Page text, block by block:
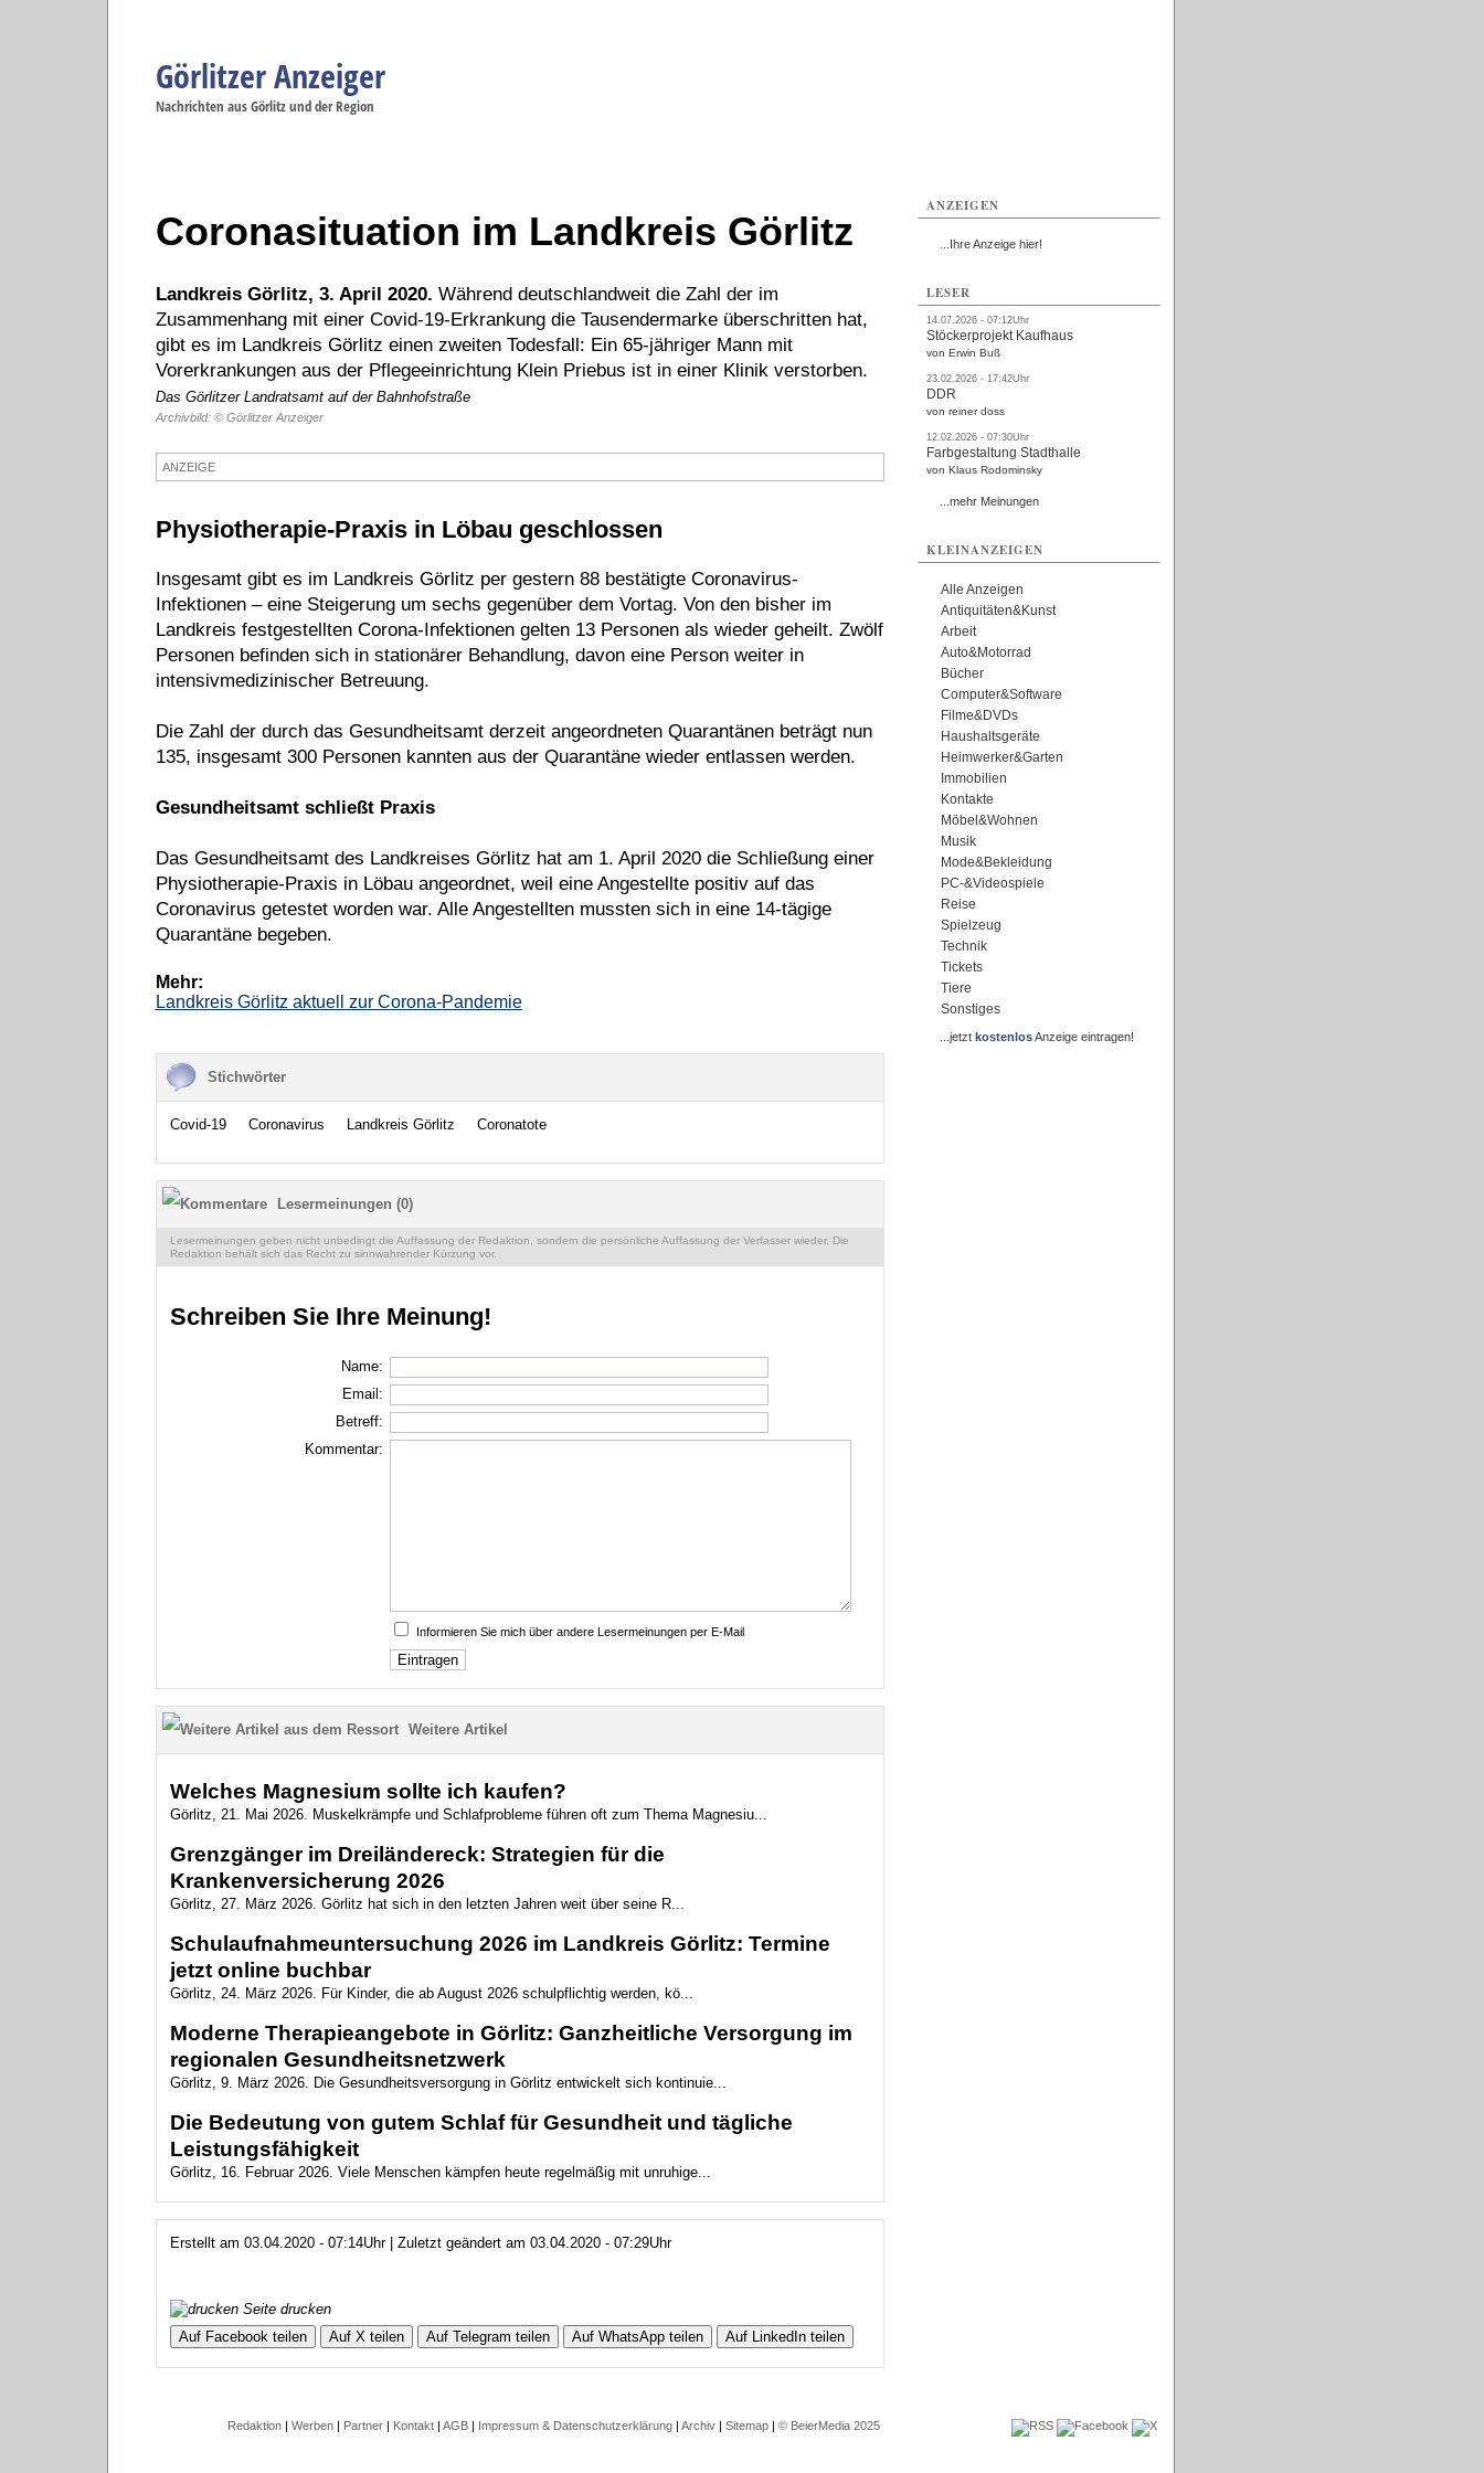
Görlitzer Anzeiger
Nachrichten aus Görlitz und der Region
Coronasituation im Landkreis Görlitz
Landkreis Görlitz, 3. April 2020. Während deutschlandweit die Zahl der im
Zusammenhang mit einer Covid-19-Erkrankung die Tausendermarke überschritten hat,
gibt es im Landkreis Görlitz einen zweiten Todesfall: Ein 65-jähriger Mann mit
Vorerkrankungen aus der Pflegeeinrichtung Klein Priebus ist in einer Klinik verstorben.
Das Görlitzer Landratsamt auf der Bahnhofstraße
Archivbild: © Görlitzer Anzeiger
ANZEIGE
Physiotherapie-Praxis in Löbau geschlossen
Insgesamt gibt es im Landkreis Görlitz per gestern 88 bestätigte Coronavirus-
Infektionen – eine Steigerung um sechs gegenüber dem Vortag. Von den bisher im
Landkreis festgestellten Corona-Infektionen gelten 13 Personen als wieder geheilt. Zwölf
Personen befinden sich in stationärer Behandlung, davon eine Person weiter in
intensivmedizinischer Betreuung.
Die Zahl der durch das Gesundheitsamt derzeit angeordneten Quarantänen beträgt nun
135, insgesamt 300 Personen kannten aus der Quarantäne wieder entlassen werden.
Gesundheitsamt schließt Praxis
Das Gesundheitsamt des Landkreises Görlitz hat am 1. April 2020 die Schließung einer
Physiotherapie-Praxis in Löbau angeordnet, weil eine Angestellte positiv auf das
Coronavirus getestet worden war. Alle Angestellten mussten sich in eine 14-tägige
Quarantäne begeben.
Mehr:
Landkreis Görlitz aktuell zur Corona-Pandemie
Stichwörter
Covid-19 Coronavirus Landkreis Görlitz Coronatote
Lesermeinungen (0)
Lesermeinungen geben nicht unbedingt die Auffassung der Redaktion, sondern die persönliche Auffassung der Verfasser wieder. Die
Redaktion behält sich das Recht zu sinnwahrender Kürzung vor.
Schreiben Sie Ihre Meinung!
Name:
Email:
Betreff:
Kommentar:
Informieren Sie mich über andere Lesermeinungen per E-Mail
Weitere Artikel
Welches Magnesium sollte ich kaufen?
Görlitz, 21. Mai 2026. Muskelkrämpfe und Schlafprobleme führen oft zum Thema Magnesiu...
Grenzgänger im Dreiländereck: Strategien für die
Krankenversicherung 2026
Görlitz, 27. März 2026. Görlitz hat sich in den letzten Jahren weit über seine R...
Schulaufnahmeuntersuchung 2026 im Landkreis Görlitz: Termine
jetzt online buchbar
Görlitz, 24. März 2026. Für Kinder, die ab August 2026 schulpflichtig werden, kö...
Moderne Therapieangebote in Görlitz: Ganzheitliche Versorgung im
regionalen Gesundheitsnetzwerk
Görlitz, 9. März 2026. Die Gesundheitsversorgung in Görlitz entwickelt sich kontinuie...
Die Bedeutung von gutem Schlaf für Gesundheit und tägliche
Leistungsfähigkeit
Görlitz, 16. Februar 2026. Viele Menschen kämpfen heute regelmäßig mit unruhige...
Erstellt am 03.04.2020 - 07:14Uhr | Zuletzt geändert am 03.04.2020 - 07:29Uhr
Seite drucken
Auf Facebook teilen
Auf X teilen Auf Telegram teilen Auf WhatsApp teilen Auf LinkedIn teilen
ANZEIGEN
...Ihre Anzeige hier!
LESER
14.07.2026 - 07:12Uhr
Stöckerprojekt Kaufhaus
von Erwin Buß
23.02.2026 - 17:42Uhr
DDR
von reiner doss
12.02.2026 - 07:30Uhr
Farbgestaltung Stadthalle
von Klaus Rodominsky
...mehr Meinungen
KLEINANZEIGEN
Alle Anzeigen
Antiquitäten&Kunst
Arbeit
Auto&Motorrad
Bücher
Computer&Software
Filme&DVDs
Haushaltsgeräte
Heimwerker&Garten
Immobilien
Kontakte
Möbel&Wohnen
Musik
Mode&Bekleidung
PC-&Videospiele
Reise
Spielzeug
Technik
Tickets
Tiere
Sonstiges
...jetzt kostenlosAnzeige eintragen!
Redaktion | Werben | Partner | Kontakt | AGB | Impressum & Datenschutzerklärung | Archiv | Sitemap | © BeierMedia 2025